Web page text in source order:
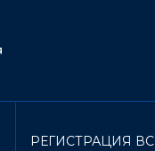
РЕГИСТРАЦИЯ ВС